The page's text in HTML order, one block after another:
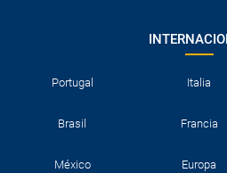
Portugal Italia
Brasil Francia
México Europa